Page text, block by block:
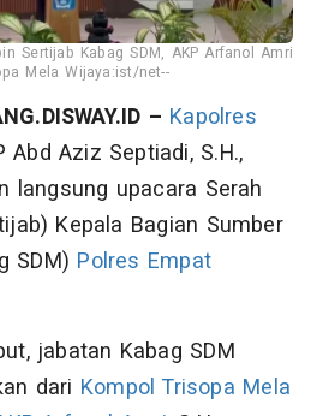
Sertijab Kabag SDM, AKP Arfanol Amri
Mela Wijaya:ist/net--
– Kapolres
Abd Aziz Septiadi, S.H.,
langsung upacara Serah
Kepala Bagian Sumber
SDM) Polres Empat
jabatan Kabag SDM
dari Kompol Trisopa Mela